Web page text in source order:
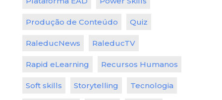
Produção de Conteúdo Quiz
RaleducNews RaleducTV
Rapid eLearning Recursos Humanos
Soft skills Storytelling Tecnologia